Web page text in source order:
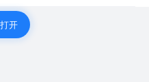
开